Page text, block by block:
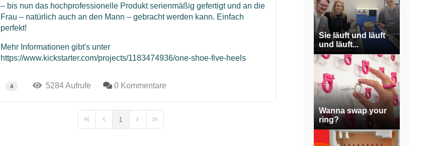
– bis nun das hochprofessionelle Produkt serienmäßig gefertigt und an die
Frau – natürlich auch an den Mann – gebracht werden kann. Einfach
perfekt!
Mehr Informationen gibt's unter
https://www.kickstarter.com/projects/1183474936/one-shoe-five-heels
4 5284 Aufrufe 0 Kommentare
First PagePrevious Page
1
Next PageLast Page
Sie läuft und läuft
und läuft...
Wanna swap your
ring?